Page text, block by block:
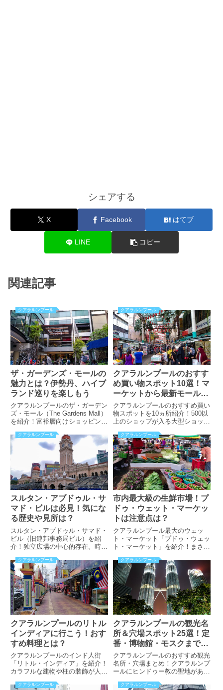
シェアする
X Facebook はてブ
LINE コピー
関連記事
クアラルンプール
ザ・ガーデンズ・モールの
魅力とは？伊勢丹、ハイブ
ランド巡りを楽しもう
クアラルンプールのザ・ガーデン
ズ・モール（The Gardens Mall）
を紹介！富裕層向けショッピング
食レストランが目立っていた？！
アクセス方法なども掲載！
クアラルンプール
クアラルンプールのおすす
め買い物スポット10選！マ
ーケットから最新モールま
で
クアラルンプールのおすすめ買い
物スポットを10ヵ所紹介！500以
上のショップが入る大型ショッピ
まこ石鹸が購入できるマーケット
は？チャイナタウンのメインスト
リートなども掲載！
クアラルンプール
スルタン・アブドゥル・サ
マド・ビルは必見！気にな
る歴史や見所は？
スルタン・アブドゥル・サマド・
ビル（旧連邦事務局ビル）を紹
介！独立広場の中心的存在。時計
て製作された？設計・様式や最大
の見所とは？内部見学は可能なの
か？気になる点も掲載していま
す！
クアラルンプール
市内最大級の生鮮市場！プ
ドゥ・ウェット・マーケッ
トは注意点は？
クアラルンプール最大のウェッ
ト・マーケット「プドゥ・ウェッ
ト・マーケット」を紹介！まさに
点は？刺激的な写真は掲載してい
ません。安心してご覧ください。
クアラルンプール
クアラルンプールのリトル
インディアに行こう！おす
すめ料理とは？
クアラルンプールのインド人街
「リトル・インディア」を紹介！
カラフルな建物や柱の装飾が人々
予算とは？旧リトル・インディ
クアラルンプール
クアラルンプールの観光名
所＆穴場スポット25選！定
番・博物館・モスクまで楽
しめる決定版ガイド
クアラルンプールのおすすめ観光
名所・穴場まとめ！クアラルンプ
ールにヒンドゥー教の聖地があっ
所とは？注目の屋台街の予算はい
クアラルンプール クアラルンプール